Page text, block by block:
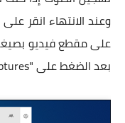
بعد الضغط على "Show all captures".